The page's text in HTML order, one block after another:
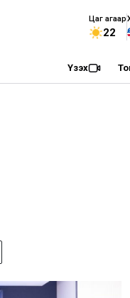
Цаг агаар
22
Үзэх